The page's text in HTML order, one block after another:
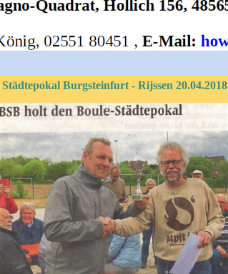
Städtepokal Burgsteinfurt - Rijssen 20.04.2018